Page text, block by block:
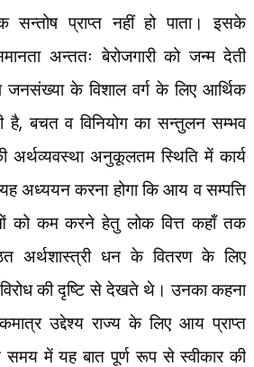
सन्तोष प्राप्त नहीं हो पाता। इसके
अन्ततः बेरोजगारी को जन्म देती
जनसंख्या के विशाल वर्ग के लिए आर्थिक
है,बचत व विनियोग का सन्तुलन सम्भव
अर्थव्यवस्था अनुकूलतम स्थिति में कार्य
अध्ययन करना होगा कि आय व सम्पत्ति
को कम करने हेतु लोक वित्त कहाँ तक
अर्थशास्त्री धन के वितरण के लिए
विरोध की दृष्टि से देखते थे। उनका कहना
उद्देश्य राज्य के लिए आय प्राप्त
समय में यह बात पूर्ण रूप से स्वीकार की